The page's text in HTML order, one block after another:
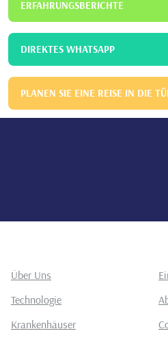
ERFAHRUNGSBERICHTE
DIREKTES WHATSAPP
PLANEN SIE EINE REISE IN DIE
Über Uns
Technologie
Krankenhäuser